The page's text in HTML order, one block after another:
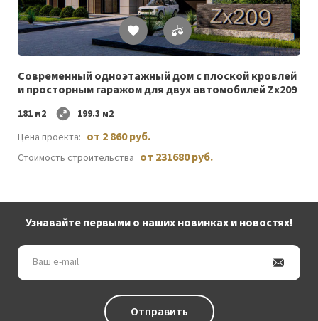
Список
желаемого
Cовременный одноэтажный дом c плоской кровлей
и просторным гаражом для двух автомобилей Zx209
181 м2
199.3 м2
Цена проекта: от 2 860 руб.
Стоимость строительства от 231680 руб.
Узнавайте первыми о наших новинках и новостях!
Ваш
mail
Отправить